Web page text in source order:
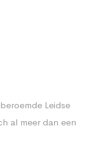
Leidse
al meer dan een